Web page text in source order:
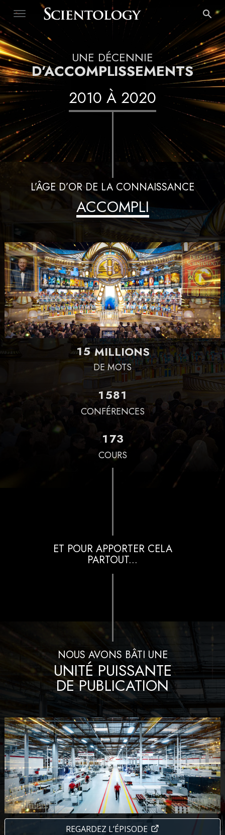
UNE DÉCENNIE
D’ACCOMPLISSEMENTS
2010 À 2020
L’ÂGE D’OR DE LA CONNAISSANCE
ACCOMPLI
15MILLIONS
DE MOTS
1581
CONFÉRENCES
173
COURS
ET POUR APPORTER CELA
PARTOUT...
NOUS AVONS BÂTI UNE
UNITÉ PUISSANTE
DE PUBLICATION
REGARDEZ L’ÉPISODE